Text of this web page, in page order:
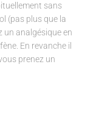
sans
(pas plus que la
un analgésique en
En revanche il
prenez un